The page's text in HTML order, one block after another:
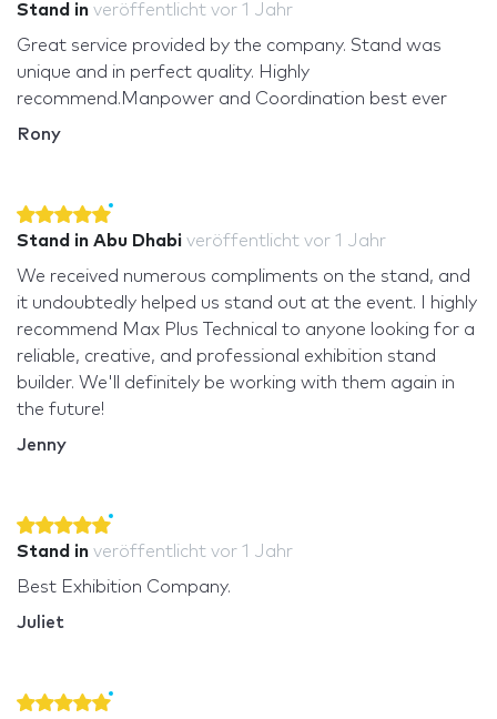
Stand in veröffentlicht vor 1 Jahr
Great service provided by the company. Stand was
unique and in perfect quality. Highly
recommend.Manpower and Coordination best ever
Rony
Stand in Abu Dhabi veröffentlicht vor 1 Jahr
We received numerous compliments on the stand, and
it undoubtedly helped us stand out at the event. I highly
recommend Max Plus Technical to anyone looking for a
reliable, creative, and professional exhibition stand
builder. We'll definitely be working with them again in
the future!
Jenny
Stand in veröffentlicht vor 1 Jahr
Best Exhibition Company.
Juliet